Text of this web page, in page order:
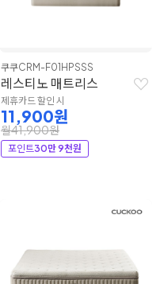
쿠쿠CRM-F01HPSSS
레스티노 매트리스
제휴카드 할인 시
11,900원
월41,900원
포인트30만 9천원